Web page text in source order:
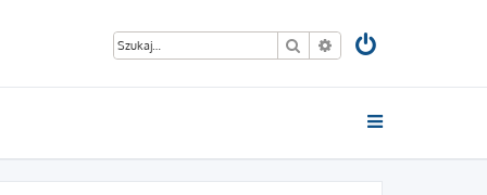
Szukaj Wyszukiwanie